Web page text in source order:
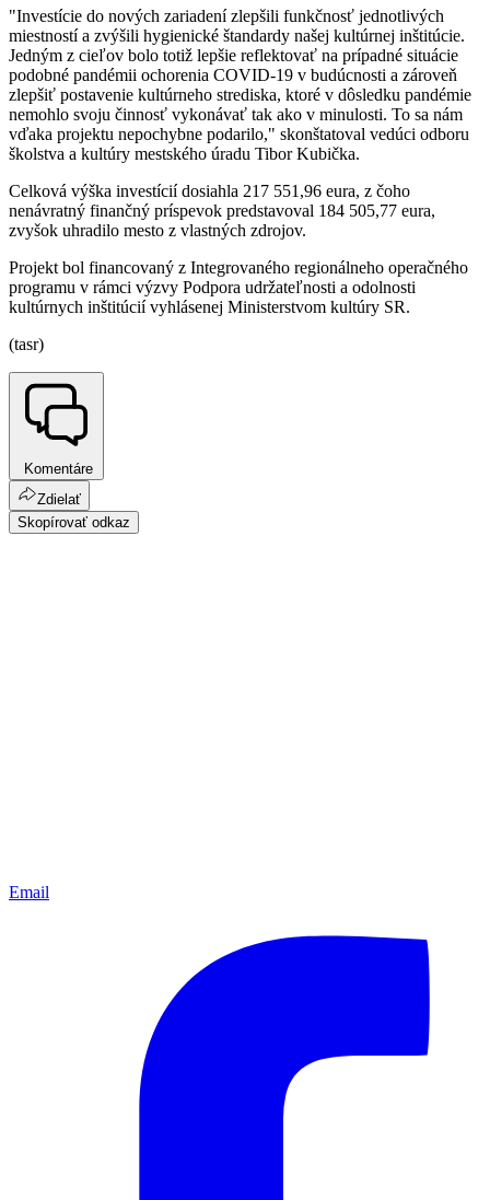
"Investície do nových zariadení zlepšili funkčnosť jednotlivých
miestností a zvýšili hygienické štandardy našej kultúrnej inštitúcie.
Jedným z cieľov bolo totiž lepšie reflektovať na prípadné situácie
podobné pandémii ochorenia COVID-19 v budúcnosti a zároveň
zlepšiť postavenie kultúrneho strediska, ktoré v dôsledku pandémie
nemohlo svoju činnosť vykonávať tak ako v minulosti. To sa nám
vďaka projektu nepochybne podarilo," skonštatoval vedúci odboru
školstva a kultúry mestského úradu Tibor Kubička.
Celková výška investícií dosiahla 217 551,96 eura, z čoho
nenávratný finančný príspevok predstavoval 184 505,77 eura,
zvyšok uhradilo mesto z vlastných zdrojov.
Projekt bol financovaný z Integrovaného regionálneho operačného
programu v rámci výzvy Podpora udržateľnosti a odolnosti
kultúrnych inštitúcií vyhlásenej Ministerstvom kultúry SR.
(tasr)
Komentáre
Zdielať
Skopírovať odkaz
Email